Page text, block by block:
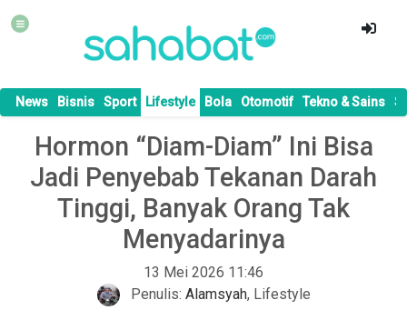
News Bisnis Sport Lifestyle Bola Otomotif Tekno & Sains
Hormon “Diam-Diam” Ini Bisa
Jadi Penyebab Tekanan Darah
Tinggi, Banyak Orang Tak
Menyadarinya
13 Mei 2026 11:46
Penulis: Alamsyah, Lifestyle